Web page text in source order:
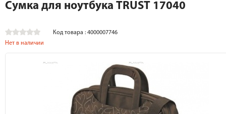
Сумка для ноутбука TRUST 17040
Код товара : 4000007746
Нет в наличии